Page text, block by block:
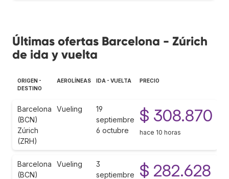
Últimas ofertas Barcelona - Zúrich
de ida y vuelta
ORIGEN -
DESTINO
AEROLÍNEAS IDA - VUELTA PRECIO
Barcelona
(BCN)
Zúrich
(ZRH)
Vueling
19
septiembre
6 octubre
$ 308.870
hace 10 horas
Barcelona
(BCN)
Vueling
3
septiembre
$ 282.628